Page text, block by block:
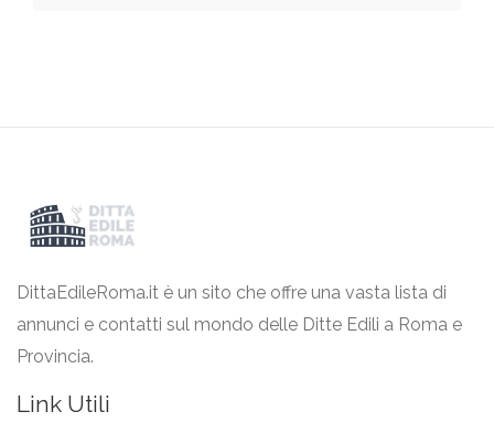
DittaEdileRoma.it è un sito che offre una vasta lista di
annunci e contatti sul mondo delle Ditte Edili a Roma e
Provincia.
Link Utili